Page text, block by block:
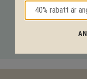
tekniska lösningar så
support@kpln.se